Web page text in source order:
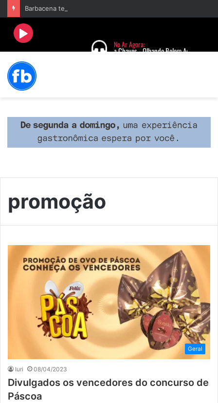
promoção
Geral
Iuri 08/04/2023
Divulgados os vencedores do concurso de
Páscoa